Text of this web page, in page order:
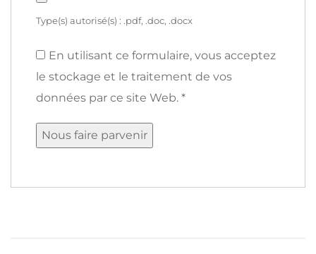
Type(s) autorisé(s) : .pdf, .doc, .docx
En utilisant ce formulaire, vous acceptez
le stockage et le traitement de vos
données par ce site Web. *